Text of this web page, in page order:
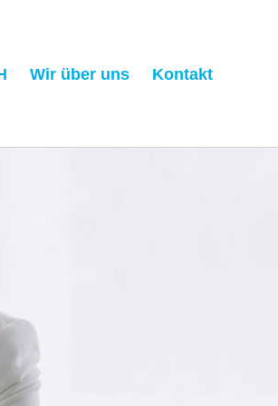
Wir über uns Kontakt